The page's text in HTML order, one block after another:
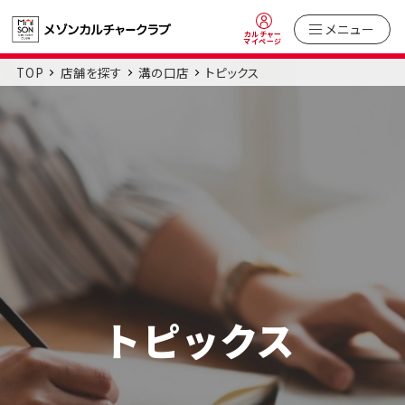
カルチャー
マイページ
メニュー
トピックス
TOP 店舗を探す 溝の口店 トピックス